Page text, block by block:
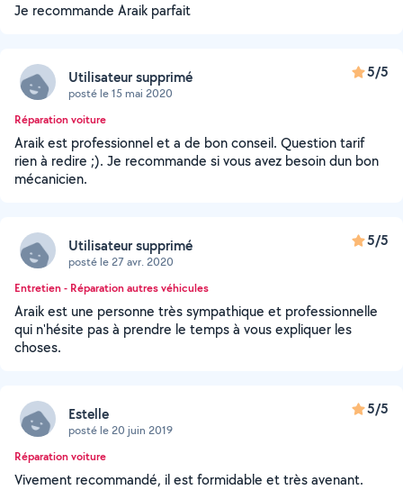
Je recommande Araik parfait
Utilisateur supprimé
posté le 15 mai 2020
5/5
Réparation voiture
Araik est professionnel et a de bon conseil. Question tarif
rien à redire ;). Je recommande si vous avez besoin dun bon
mécanicien.
Utilisateur supprimé
posté le 27 avr. 2020
5/5
Entretien - Réparation autres véhicules
Araik est une personne très sympathique et professionnelle
qui n'hésite pas à prendre le temps à vous expliquer les
choses.
Estelle
posté le 20 juin 2019
5/5
Réparation voiture
Vivement recommandé, il est formidable et très avenant.